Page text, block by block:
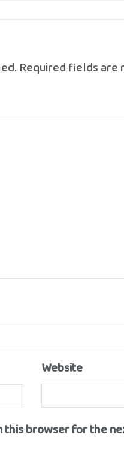
Required fields are
Website
this browser for the